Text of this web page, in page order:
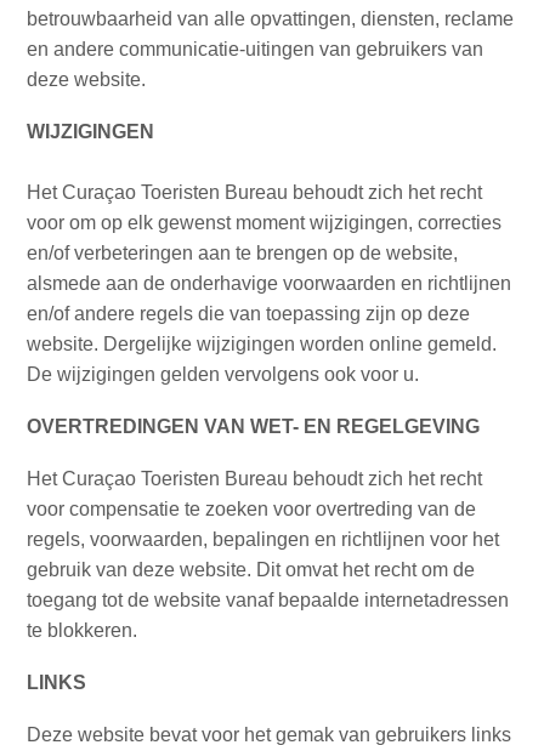
Naar
Curaçao
Curaçao
Apps
Evenementen
Romantiek
&
Bruiloften
Vergaderingen
&
Conferenties
Curaçao
Lokaal
vervoer
Curaçaose
cultuur
Foto's
Blue
betrouwbaarheid van alle opvattingen, diensten, reclame
en andere communicatie-uitingen van gebruikers van
deze website.
WIJZIGINGEN
Het Curaçao Toeristen Bureau behoudt zich het recht
voor om op elk gewenst moment wijzigingen, correcties
en/of verbeteringen aan te brengen op de website,
alsmede aan de onderhavige voorwaarden en richtlijnen
en/of andere regels die van toepassing zijn op deze
website. Dergelijke wijzigingen worden online gemeld.
De wijzigingen gelden vervolgens ook voor u.
OVERTREDINGEN VAN WET- EN REGELGEVING
Het Curaçao Toeristen Bureau behoudt zich het recht
voor compensatie te zoeken voor overtreding van de
regels, voorwaarden, bepalingen en richtlijnen voor het
gebruik van deze website. Dit omvat het recht om de
toegang tot de website vanaf bepaalde internetadressen
te blokkeren.
LINKS
Deze website bevat voor het gemak van gebruikers links